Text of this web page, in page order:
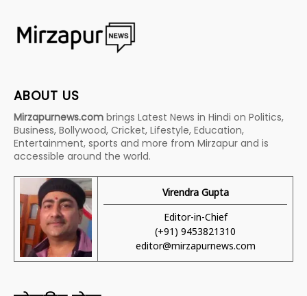
ABOUT US
Mirzapurnews.com brings Latest News in Hindi on Politics,
Business, Bollywood, Cricket, Lifestyle, Education,
Entertainment, sports and more from Mirzapur and is
accessible around the world.
Virendra Gupta
Editor-in-Chief
(+91) 9453821310
editor@mirzapurnews.com